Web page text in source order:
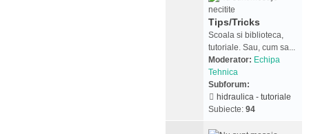
Tips/Tricks
Scoala si biblioteca,
tutoriale. Sau, cum sa...
Moderator: Echipa
Tehnica
Subforum:
hidraulica - tutoriale
Subiecte: 94